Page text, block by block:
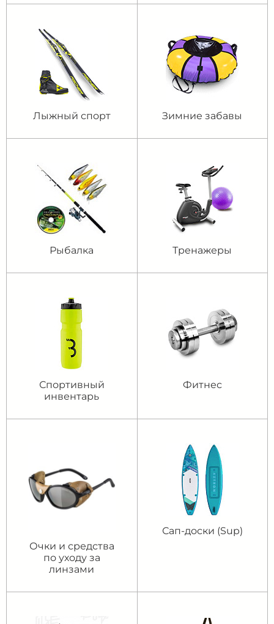
Лыжный спорт Зимние забавы
Рыбалка Тренажеры
Спортивный
инвентарь
Фитнес
Очки и средства
по уходу за
линзами
Сап-доски (Sup)